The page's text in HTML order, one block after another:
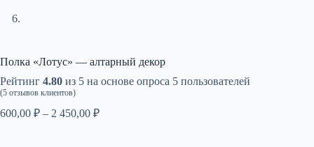
Полка «Лотус» — алтарный декор
Рейтинг 4.80 из 5 на основе опроса 5 пользователей
(5 отзывов клиентов)
600,00 ₽ – 2 450,00 ₽Диапазон